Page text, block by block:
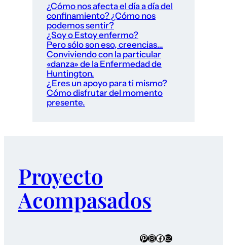
¿Cómo nos afecta el día a día del
confinamiento? ¿Cómo nos
podemos sentir?
¿Soy o Estoy enfermo?
Pero sólo son eso, creencias…
Conviviendo con la particular
«danza» de la Enfermedad de
Huntington.
¿Eres un apoyo para ti mismo?
Cómo disfrutar del momento
presente.
Proyecto
Acompasados
Pinterest
Instagram
Facebook
Correo electrónico